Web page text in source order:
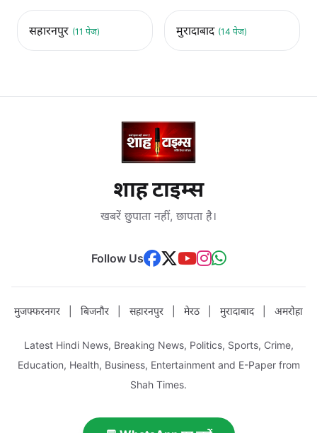
सहारनपुर (11 पेज) मुरादाबाद (14 पेज)
शाह टाइम्स
खबरें छुपाता नहीं, छापता है।
Follow Us
मुजफ्फरनगर बिजनौर सहारनपुर मेरठ मुरादाबाद अमरोहा
Latest Hindi News, Breaking News, Politics, Sports, Crime,
Education, Health, Business, Entertainment and E-Paper from
Shah Times.